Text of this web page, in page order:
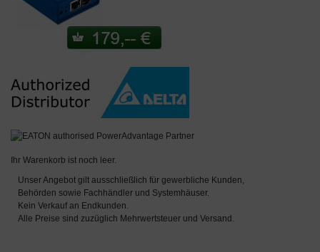
Ihr Warenkorb ist noch leer.
Unser Angebot gilt ausschließlich für gewerbliche Kunden,
Behörden sowie Fachhändler und Systemhäuser.
Kein Verkauf an Endkunden.
Alle Preise sind zuzüglich Mehrwertsteuer und Versand.